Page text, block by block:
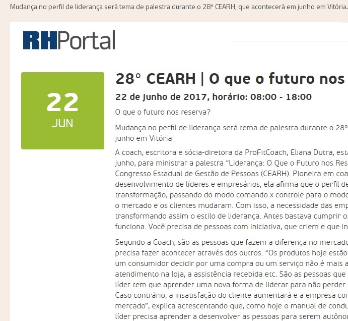
Mudança no perfil de liderança será tema de palestra durante o 28º CEARH, que acontecerá em junho em Vitória.